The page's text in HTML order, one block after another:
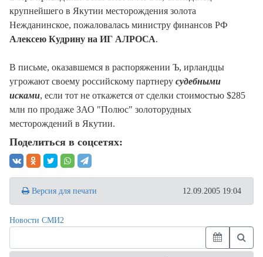
крупнейшего в Якутии месторождения золота
Нежданинское, пожаловалась министру финансов РФ
Алексею Кудрину на ИГ АЛРОСА.
В письме, оказавшемся в распоряжении Ъ, ирландцы
угрожают своему российскому партнеру судебными
исками, если тот не откажется от сделки стоимостью $285
млн по продаже ЗАО "Полюс" золоторудных
месторождений в Якутии.
Поделиться в соцсетях:
Версия для печати 12.09.2005 19:04
Новости СМИ2